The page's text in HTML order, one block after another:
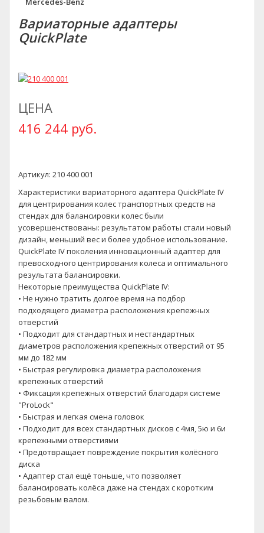
Вариаторные адаптеры
QuickPlate
ЦЕНА
416 244 руб.
Артикул: 210 400 001
Характеристики вариаторного адаптера QuickPlate IV
для центрирования колес транспортных средств на
стендах для балансировки колес были
усовершенствованы: результатом работы стали новый
дизайн, меньший вес и более удобное использование.
QuickPlate IV поколения инновационный адаптер для
превосходного центрирования колеса и оптимального
результата балансировки.
Некоторые преимущества QuickPlate IV:
• Не нужно тратить долгое время на подбор
подходящего диаметра расположения крепежных
отверстий
• Подходит для стандартных и нестандартных
диаметров расположения крепежных отверстий от 95
мм до 182 мм
• Быстрая регулировка диаметра расположения
крепежных отверстий
• Фиксация крепежных отверстий благодаря системе
"ProLock"
• Быстрая и легкая смена головок
• Подходит для всех стандартных дисков с 4мя, 5ю и 6и
крепежными отверстиями
• Предотвращает повреждение покрытия колёсного
диска
• Адаптер стал ещё тоньше, что позволяет
балансировать колёса даже на стендах с коротким
резьбовым валом.